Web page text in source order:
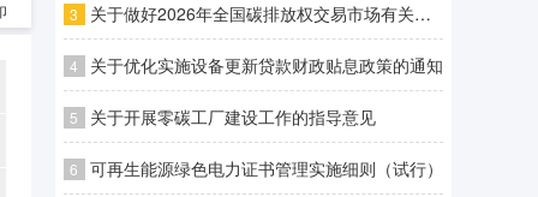
3 关于做好2026年全国碳排放权交易市场有关工作的通知
4 关于优化实施设备更新贷款财政贴息政策的通知
5 关于开展零碳工厂建设工作的指导意见
6 可再生能源绿色电力证书管理实施细则（试行）